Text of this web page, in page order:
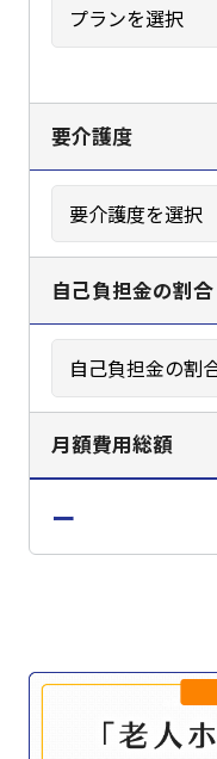
要介護度
自己負担金の割合
月額費用総額
ー